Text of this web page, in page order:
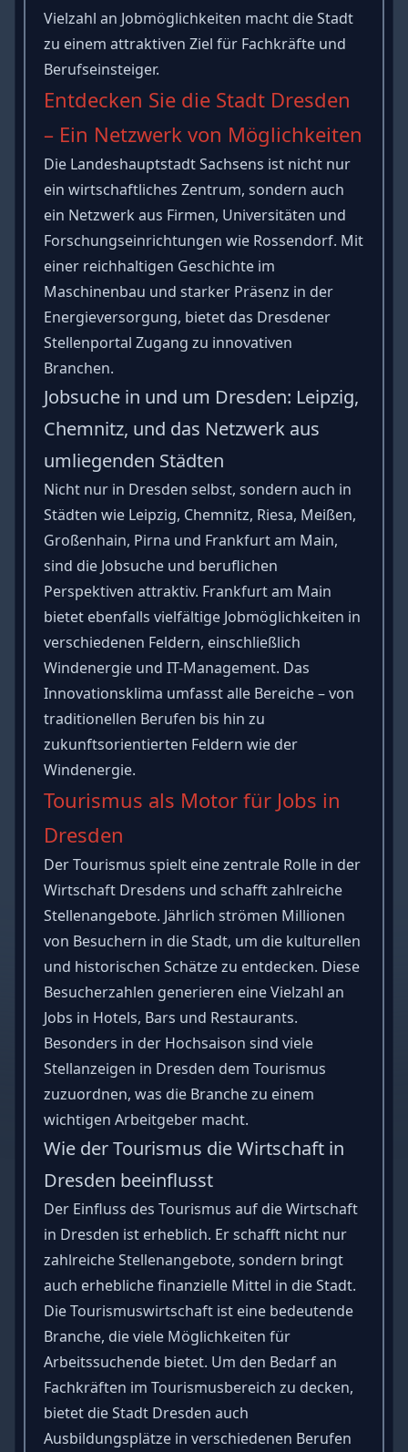
Vielzahl an Jobmöglichkeiten macht die Stadt
zu einem attraktiven Ziel für Fachkräfte und
Berufseinsteiger.
Entdecken Sie die Stadt Dresden
– Ein Netzwerk von Möglichkeiten
Die Landeshauptstadt Sachsens ist nicht nur
ein wirtschaftliches Zentrum, sondern auch
ein Netzwerk aus Firmen, Universitäten und
Forschungseinrichtungen wie Rossendorf. Mit
einer reichhaltigen Geschichte im
Maschinenbau und starker Präsenz in der
Energieversorgung, bietet das Dresdener
Stellenportal Zugang zu innovativen
Branchen.
Jobsuche in und um Dresden: Leipzig,
Chemnitz, und das Netzwerk aus
umliegenden Städten
Nicht nur in Dresden selbst, sondern auch in
Städten wie Leipzig, Chemnitz, Riesa, Meißen,
Großenhain, Pirna und Frankfurt am Main,
sind die Jobsuche und beruflichen
Perspektiven attraktiv. Frankfurt am Main
bietet ebenfalls vielfältige Jobmöglichkeiten in
verschiedenen Feldern, einschließlich
Windenergie und IT-Management. Das
Innovationsklima umfasst alle Bereiche – von
traditionellen Berufen bis hin zu
zukunftsorientierten Feldern wie der
Windenergie.
Tourismus als Motor für Jobs in
Dresden
Der Tourismus spielt eine zentrale Rolle in der
Wirtschaft Dresdens und schafft zahlreiche
Stellenangebote. Jährlich strömen Millionen
von Besuchern in die Stadt, um die kulturellen
und historischen Schätze zu entdecken. Diese
Besucherzahlen generieren eine Vielzahl an
Jobs in Hotels, Bars und Restaurants.
Besonders in der Hochsaison sind viele
Stellanzeigen in Dresden dem Tourismus
zuzuordnen, was die Branche zu einem
wichtigen Arbeitgeber macht.
Wie der Tourismus die Wirtschaft in
Dresden beeinflusst
Der Einfluss des Tourismus auf die Wirtschaft
in Dresden ist erheblich. Er schafft nicht nur
zahlreiche Stellenangebote, sondern bringt
auch erhebliche finanzielle Mittel in die Stadt.
Die Tourismuswirtschaft ist eine bedeutende
Branche, die viele Möglichkeiten für
Arbeitssuchende bietet. Um den Bedarf an
Fachkräften im Tourismusbereich zu decken,
bietet die Stadt Dresden auch
Ausbildungsplätze in verschiedenen Berufen